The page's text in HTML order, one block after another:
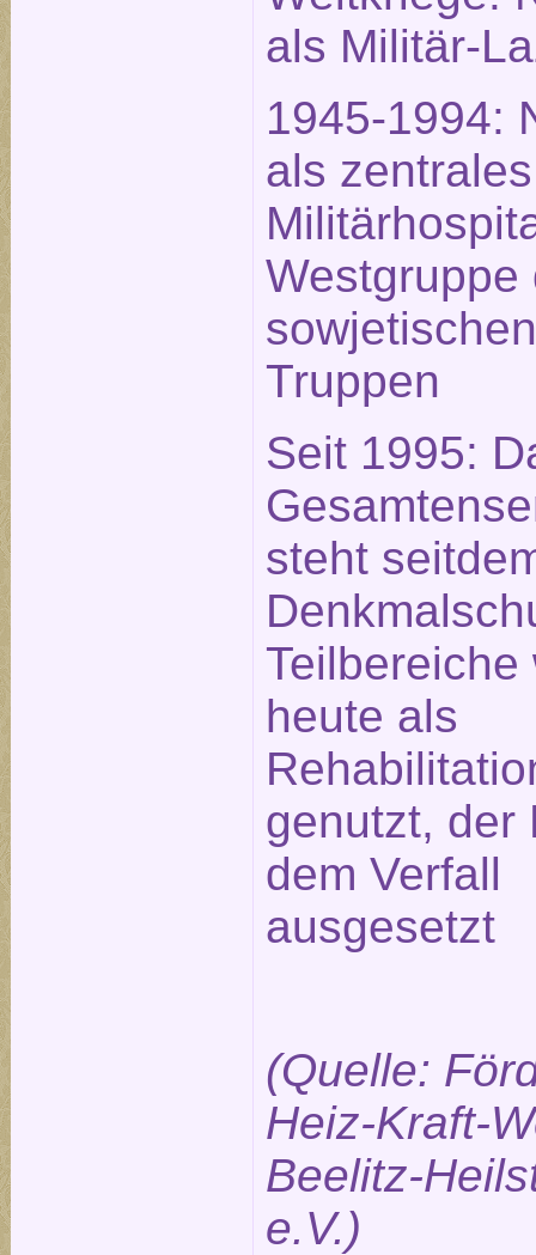
als Militär-
1945-1994:
als zentrales
Westgruppe
sowjetischen
Truppen
Seit 1995:
steht
Teilbereiche
heute als
genutzt, der
dem Verfall
ausgesetzt
(Quelle:
Heiz-Kraft-
Beelitz-
e.V.)